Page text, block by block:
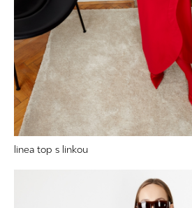
linea top s linkou